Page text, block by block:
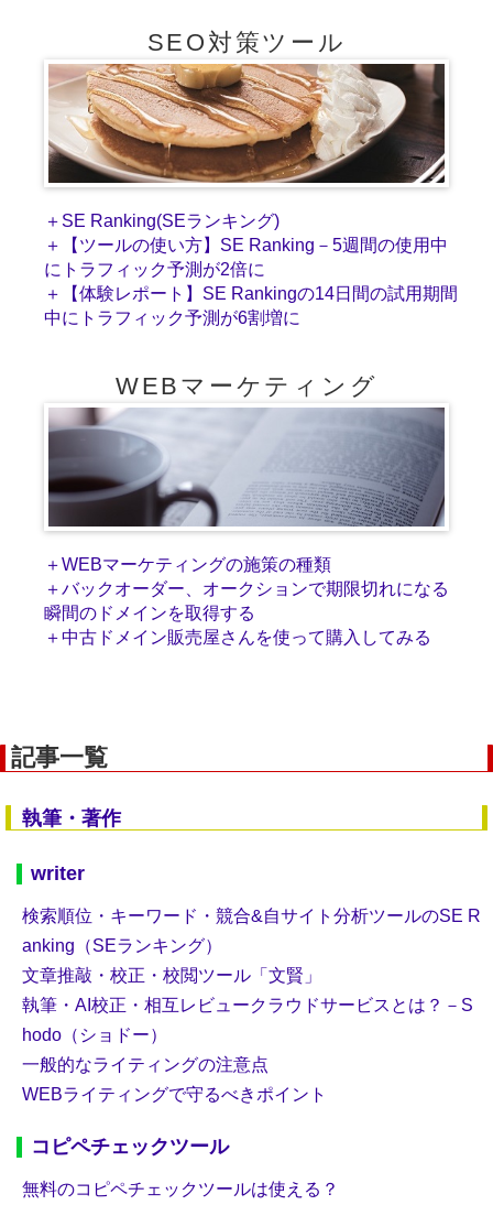
SEO対策ツール
＋SE Ranking(SEランキング)
＋【ツールの使い方】SE Ranking－5週間の使用中
にトラフィック予測が2倍に
＋【体験レポート】SE Rankingの14日間の試用期間
中にトラフィック予測が6割増に
WEBマーケティング
＋WEBマーケティングの施策の種類
＋バックオーダー、オークションで期限切れになる
瞬間のドメインを取得する
＋中古ドメイン販売屋さんを使って購入してみる
記事一覧
執筆・著作
writer
検索順位・キーワード・競合&自サイト分析ツールのSE R
anking（SEランキング）
文章推敲・校正・校閲ツール「文賢」
執筆・AI校正・相互レビュークラウドサービスとは？－S
hodo（ショドー）
一般的なライティングの注意点
WEBライティングで守るべきポイント
コピペチェックツール
無料のコピペチェックツールは使える？